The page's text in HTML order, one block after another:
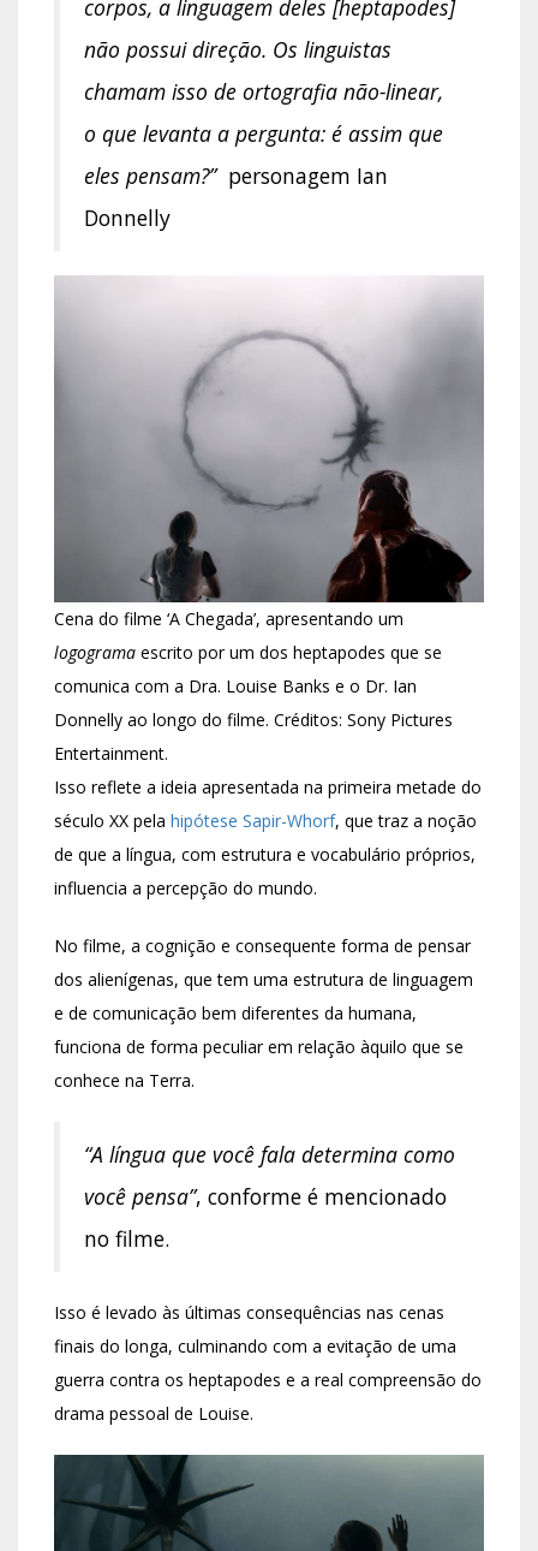
corpos, a linguagem deles [heptapodes]
não possui direção. Os linguistas
chamam isso de ortografia não-linear,
o que levanta a pergunta: é assim que
eles pensam?”personagem Ian
Donnelly
Cena do filme ‘A Chegada’, apresentando um
logograma escrito por um dos heptapodes que se
comunica com a Dra. Louise Banks e o Dr. Ian
Donnelly ao longo do filme. Créditos: Sony Pictures
Entertainment.
Isso reflete a ideia apresentada na primeira metade do
século XX pela hipótese Sapir-Whorf, que traz a noção
de que a língua, com estrutura e vocabulário próprios,
influencia a percepção do mundo.
No filme, a cognição e consequente forma de pensar
dos alienígenas, que tem uma estrutura de linguagem
e de comunicação bem diferentes da humana,
funciona de forma peculiar em relação àquilo que se
conhece na Terra.
“A língua que você fala determina como
você pensa”, conforme é mencionado
no filme.
Isso é levado às últimas consequências nas cenas
finais do longa, culminando com a evitação de uma
guerra contra os heptapodes e a real compreensão do
drama pessoal de Louise.